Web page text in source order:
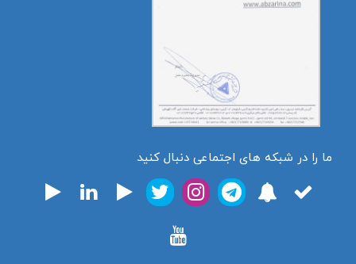
ما را در شبکه های اجتماعی دنبال کنید